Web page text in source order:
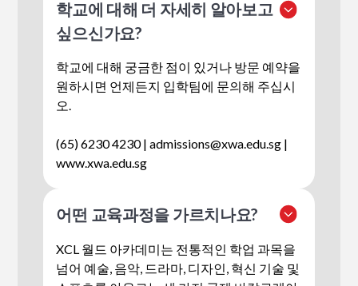
학교에 대해 더 자세히 알아보고
싶으신가요?
학교에 대해 궁금한 점이 있거나 방문 예약을
원하시면 언제든지 입학팀에 문의해 주십시
오.
(65) 6230 4230 |admissions@xwa.edu.sg |
www.xwa.edu.sg
어떤 교육과정을 가르치나요?
XCL 월드 아카데미는 전통적인 학업 과목을
넘어 예술, 음악, 드라마, 디자인, 혁신 기술 및